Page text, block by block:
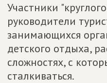
Участники
руководители
занимающихся
детского отдыха,
сложностях, с
сталкиваться.